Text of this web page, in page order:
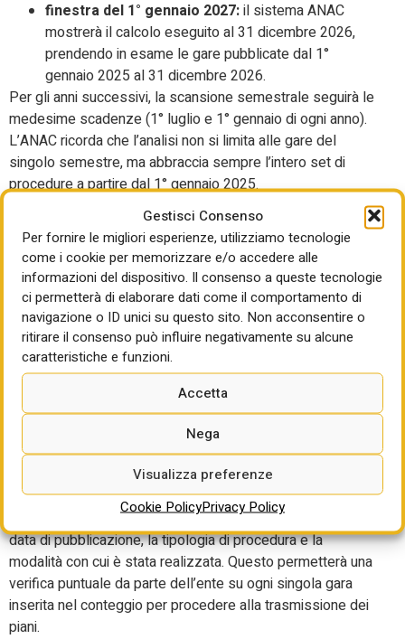
Gestisci Consenso
Per fornire le migliori esperienze, utilizziamo tecnologie
come i cookie per memorizzare e/o accedere alle
informazioni del dispositivo. Il consenso a queste tecnologie
ci permetterà di elaborare dati come il comportamento di
navigazione o ID unici su questo sito. Non acconsentire o
ritirare il consenso può influire negativamente su alcune
caratteristiche e funzioni.
Accetta
Nega
Visualizza preferenze
Cookie PolicyPrivacy Policy
finestra del 1° gennaio 2027:il sistema ANAC
mostrerà il calcolo eseguito al 31 dicembre 2026,
prendendo in esame le gare pubblicate dal 1°
gennaio 2025 al 31 dicembre 2026.
Per gli anni successivi, la scansione semestrale seguirà le
medesime scadenze (1° luglio e 1° gennaio di ogni anno).
L’ANAC ricorda che l’analisi non si limita alle gare del
singolo semestre, ma abbraccia sempre l’intero set di
procedure a partire dal 1° gennaio 2025.
Inoltre, se lo sforamento dei 160 giorni riguarda sia il
settore “lavori” che quello “servizi-forniture”, andrà
trasmesso un piano distinto per ciascun settore.
Come funziona la sezione dedicata e cosa deve
contenere il Piano di riorganizzazione?
All’interno del sistema di qualificazione sarà presente alla
data del 1° luglio 2026 una sezione specifica (distinta da
quella per le istanze di qualificazione). Qui le
amministrazioni non vedranno solo un mero numero (il
valore medio in giorni), ma avranno a disposizione un file
Excel di dettaglio. Questo file conterrà l’elenco analitico dei
CIG presi in considerazione dall’algoritmo, la loro specifica
data di pubblicazione, la tipologia di procedura e la
modalità con cui è stata realizzata. Questo permetterà una
verifica puntuale da parte dell’ente su ogni singola gara
inserita nel conteggio per procedere alla trasmissione dei
piani.